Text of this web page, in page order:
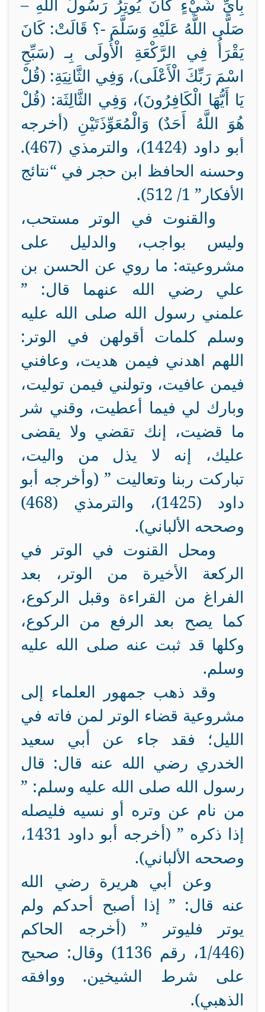
بِأَيِّ شَيْءٍ كَانَ يُوتِرُ رَسُولُ اللَّهِ –
صَلَّى اللَّهُ عَلَيْهِ وَسَلَّمَ -؟ قَالَتْ: كَانَ
يَقْرَأُ فِي الرَّكْعَةِ الْأُولَى بِـ (سَبِّحِ
اسْمَ رَبِّكَ الْأَعْلَى)، وَفِي الثَّانِيَةِ: (قُلْ
يَا أَيُّهَا الْكَافِرُونَ)، وَفِي الثَّالِثَة: (قُلْ
هُوَ اللَّهُ أَحَدٌ) وَالْمُعَوِّذَتَيْنِ (أخرجه
أبو داود (1424)، والترمذي (467).
وحسنه الحافظ ابن حجر في “نتائج
الأفكار” 1/ 512).
والقنوت في الوتر مستحب،
وليس بواجب، والدليل على
مشروعيته: ما روي عن الحسن بن
علي رضي الله عنهما قال: ”
علمني رسول الله صلى الله عليه
وسلم كلمات أقولهن في الوتر:
اللهم اهدني فيمن هديت، وعافني
فيمن عافيت، وتولني فيمن توليت،
وبارك لي فيما أعطيت، وقني شر
ما قضيت، إنك تقضي ولا يقضى
عليك، إنه لا يذل من واليت،
تباركت ربنا وتعاليت ” (وأخرجه أبو
داود (1425)، والترمذي (468)
وصححه الألباني).
ومحل القنوت في الوتر في
الركعة الأخيرة من الوتر، بعد
الفراغ من القراءة وقبل الركوع،
كما يصح بعد الرفع من الركوع،
وكلها قد ثبت عنه صلى الله عليه
وسلم.
وقد ذهب جمهور العلماء إلى
مشروعية قضاء الوتر لمن فاته في
الليل؛ فقد جاء عن أبي سعيد
الخدري رضي الله عنه قال: قال
رسول الله صلى الله عليه وسلم: ”
من نام عن وتره أو نسيه فليصله
إذا ذكره ” (أخرجه أبو داود 1431،
وصححه الألباني).
وعن أبي هريرة رضي الله
عنه قال: ” إذا أصبح أحدكم ولم
يوتر فليوتر ” (أخرجه الحاكم
(1/446، رقم 1136) وقال: صحيح
على شرط الشيخين. ووافقه
الذهبي).